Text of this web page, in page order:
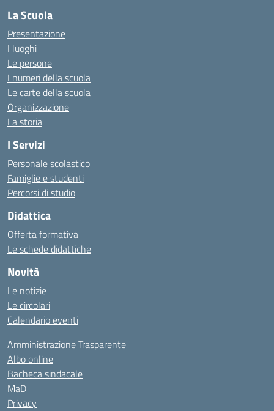
La Scuola
Presentazione
I luoghi
Le persone
I numeri della scuola
Le carte della scuola
Organizzazione
La storia
I Servizi
Personale scolastico
Famiglie e studenti
Percorsi di studio
Didattica
Offerta formativa
Le schede didattiche
Novità
Le notizie
Le circolari
Calendario eventi
Amministrazione Trasparente
Albo online
Bacheca sindacale
MaD
Privacy